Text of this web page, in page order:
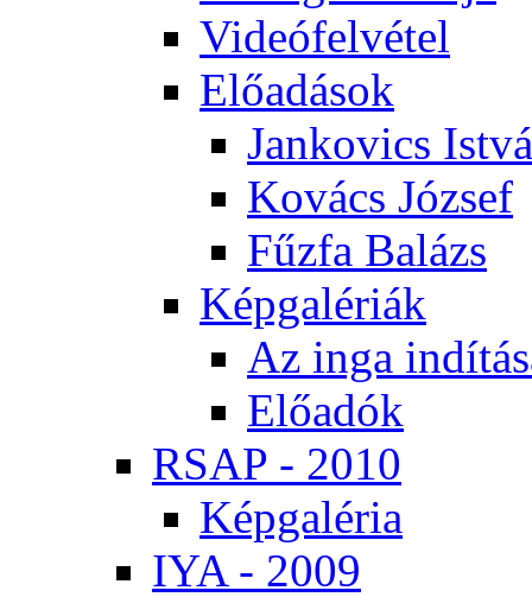
Vi­de­ó­fel­vé­tel
Elő­adá­sok
Jan­ko­vics
Ko­vács Jó­zsef
Fűz­fa Ba­lázs
Kép­ga­lé­ri­ák
Az in­ga
Elő­adók
RSAP - 2010
Kép­ga­lé­ria
IYA - 2009